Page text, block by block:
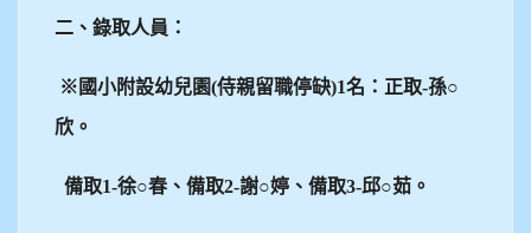
二、錄取人員：
※國小附設幼兒園(侍親留職停缺)1名：正取-孫○
欣。
備取1-徐○春、備取2-謝○婷、備取3-邱○茹。